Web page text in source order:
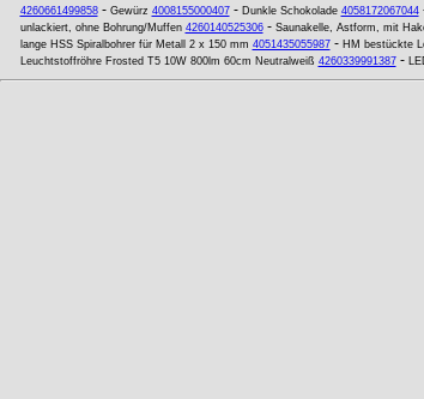
4260661499858- Gewürz 4008155000407- Dunkle Schokolade 4058172067044
unlackiert, ohne Bohrung/Muffen 4260140525306- Saunakelle, Astform, mit
lange HSS Spiralbohrer für Metall 2 x 150 mm 4051435055987- HM bestückte
Leuchtstoffröhre Frosted T5 10W 800lm 60cm Neutralweiß 4260339991387-